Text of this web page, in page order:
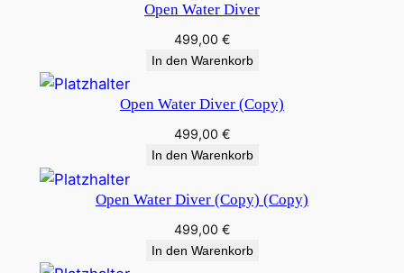
Open Water Diver
499,00 €
In den Warenkorb
Open Water Diver (Copy)
499,00 €
In den Warenkorb
Open Water Diver (Copy) (Copy)
499,00 €
In den Warenkorb